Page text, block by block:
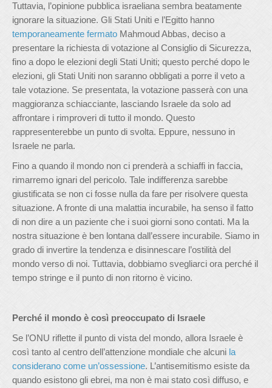
Tuttavia, l’opinione pubblica israeliana sembra beatamente
ignorare la situazione. Gli Stati Uniti e l’Egitto hanno
temporaneamente fermato Mahmoud Abbas, deciso a
presentare la richiesta di votazione al Consiglio di Sicurezza,
fino a dopo le elezioni degli Stati Uniti; questo perché dopo le
elezioni, gli Stati Uniti non saranno obbligati a porre il veto a
tale votazione. Se presentata, la votazione passerà con una
maggioranza schiacciante, lasciando Israele da solo ad
affrontare i rimproveri di tutto il mondo. Questo
rappresenterebbe un punto di svolta. Eppure, nessuno in
Israele ne parla.
Fino a quando il mondo non ci prenderà a schiaffi in faccia,
rimarremo ignari del pericolo. Tale indifferenza sarebbe
giustificata se non ci fosse nulla da fare per risolvere questa
situazione. A fronte di una malattia incurabile, ha senso il fatto
di non dire a un paziente che i suoi giorni sono contati. Ma la
nostra situazione è ben lontana dall’essere incurabile. Siamo in
grado di invertire la tendenza e disinnescare l’ostilità del
mondo verso di noi. Tuttavia, dobbiamo svegliarci ora perché il
tempo stringe e il punto di non ritorno è vicino.
Perché il mondo è così preoccupato di Israele
Se l’ONU riflette il punto di vista del mondo, allora Israele è
così tanto al centro dell’attenzione mondiale che alcuni la
considerano come un’ossessione. L’antisemitismo esiste da
quando esistono gli ebrei, ma non è mai stato così diffuso, e